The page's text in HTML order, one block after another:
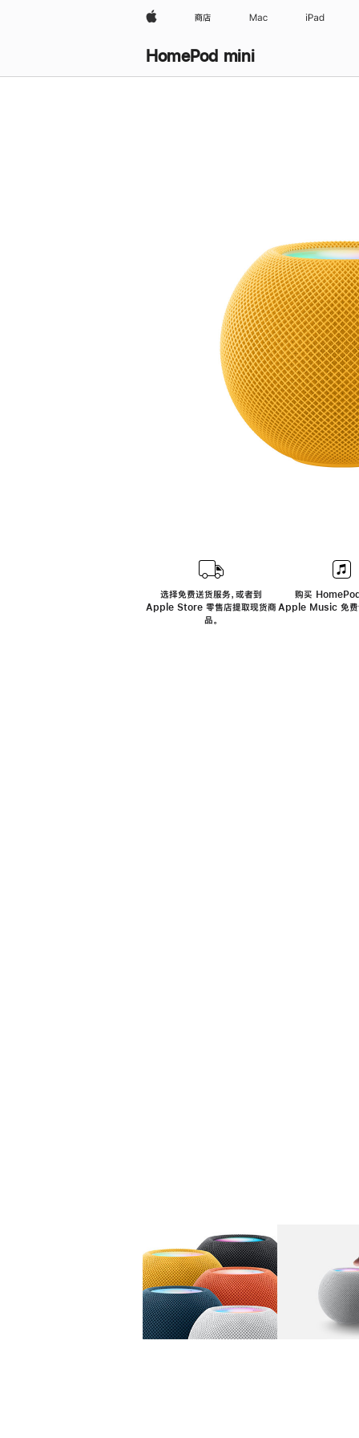
Apple 商店 Mac iPad
HomePod mini
选择免费送货服务，或者到
Apple Store 零售店提取现货商
品。
购买
Apple Music 免费
图库 图像 1